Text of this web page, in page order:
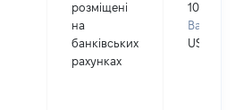
розміщені
на
банківських
рахунках
10000
Валюта:
USD